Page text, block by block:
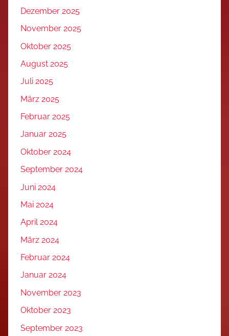
Dezember 2025
November 2025
Oktober 2025
August 2025
Juli 2025
März 2025
Februar 2025
Januar 2025
Oktober 2024
September 2024
Juni 2024
Mai 2024
April 2024
März 2024
Februar 2024
Januar 2024
November 2023
Oktober 2023
September 2023